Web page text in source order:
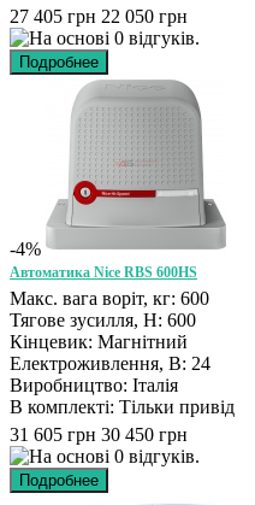
27 405 грн 22 050 грн
-4%
Автоматика Nice RBS 600HS
Макс. вага воріт, кг: 600
Тягове зусилля, Н: 600
Кінцевик: Магнітний
Електроживлення, В: 24
Виробництво: Італія
В комплекті: Тільки привід
31 605 грн 30 450 грн